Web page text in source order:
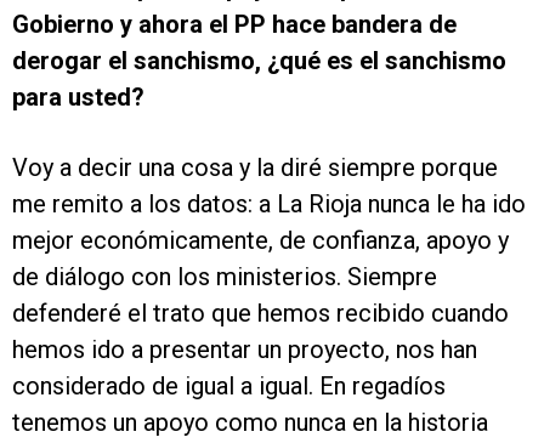
Gobierno y ahora el PP hace bandera de
derogar el sanchismo, ¿qué es el sanchismo
para usted?
Voy a decir una cosa y la diré siempre porque
me remito a los datos: a La Rioja nunca le ha ido
mejor económicamente, de confianza, apoyo y
de diálogo con los ministerios. Siempre
defenderé el trato que hemos recibido cuando
hemos ido a presentar un proyecto, nos han
considerado de igual a igual. En regadíos
tenemos un apoyo como nunca en la historia